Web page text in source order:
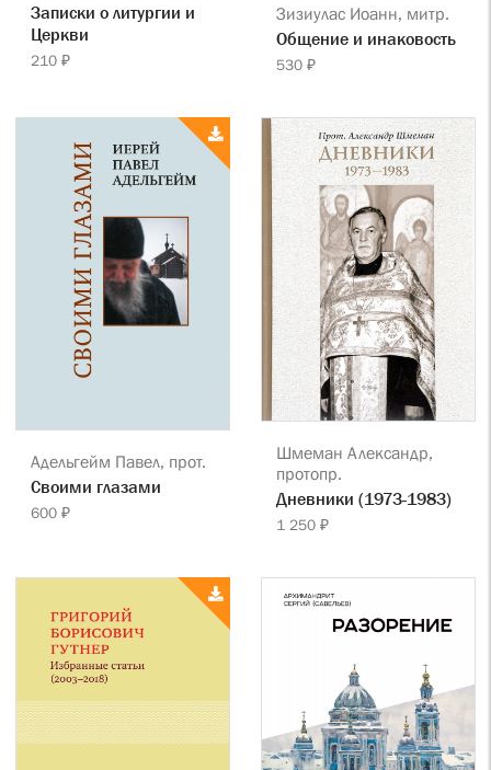
Записки о литургии и
Церкви
210 ₽
Зизиулас Иоанн, митр.
Общение и инаковость
530 ₽
Адельгейм Павел, прот.
Своими глазами
600 ₽
Шмеман Александр,
протопр.
Дневники (1973-1983)
1 250 ₽